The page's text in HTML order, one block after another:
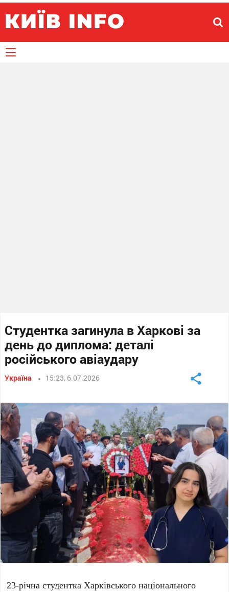
Студентка загинула в Харкові за
день до диплома: деталі
російського авіаудару
Україна 15:23, 6.07.2026
23-річна студентка Харківського національного